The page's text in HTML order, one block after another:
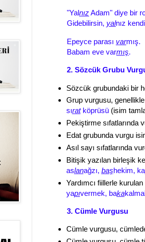
"YalnızAdam" diye bir
Gidebilirsin, yalnız
Epeyce parası varmış.
Babam eve varmış.
2. Sözcük Grubu
Sözcük grubundaki bir
Grup vurgusu,
sıratköprüsü(isim
Pekiştirme sıfatlarında
Edat grubunda vurgu
Asıl sayı sıfatlarında
Bitişik yazılan birleşik
aslanağzı, başhekim, ka
Yardımcı fiillerle
yapıvermek, baka
3. Cümle Vurgusu
Cümle vurgusu,